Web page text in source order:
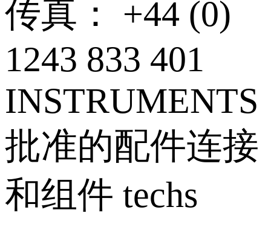
传真： +44 (0)
1243 833 401
INSTRUMENTS
批准的配件连接
和组件 techs